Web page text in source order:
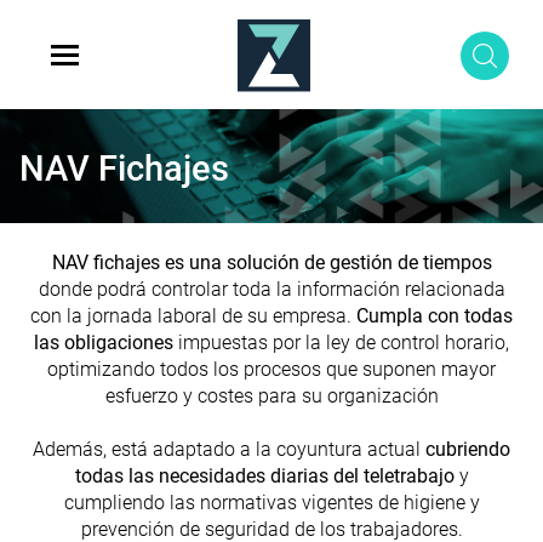
NAV Fichajes
NAV fichajes es una solución de gestión de tiempos
donde podrá controlar toda la información relacionada
con la jornada laboral de su empresa. Cumpla con todas
las obligaciones impuestas por la ley de control horario,
optimizando todos los procesos que suponen mayor
esfuerzo y costes para su organización
Además, está adaptado a la coyuntura actual cubriendo
todas las necesidades diarias del teletrabajoy
cumpliendo las normativas vigentes de higiene y
prevención de seguridad de los trabajadores.